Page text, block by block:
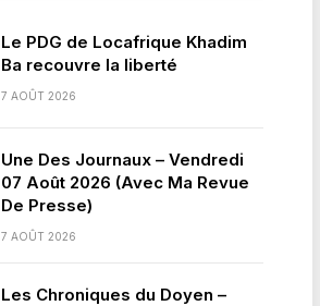
Le PDG de Locafrique Khadim
Ba recouvre la liberté
7 AOÛT 2026
Une Des Journaux – Vendredi
07 Août 2026 (Avec Ma Revue
De Presse)
7 AOÛT 2026
Les Chroniques du Doyen –